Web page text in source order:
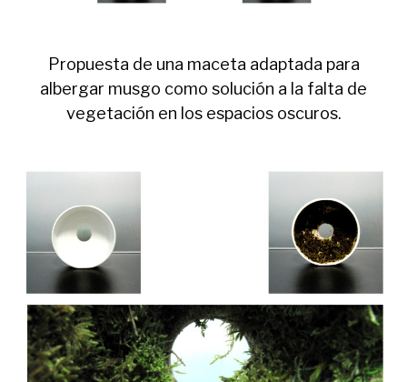
Propuesta de una maceta adaptada para
albergar musgo como solución a la falta de
vegetación en los espacios oscuros.